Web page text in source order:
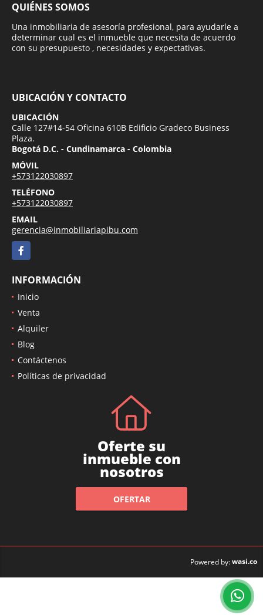
QUIÉNES SOMOS
Una inmobiliaria de asesoría profesional, para ayudarle a
determinar cual es el inmueble que necesita de acuerdo
con su presupuesto , necesidades y expectativas.
UBICACIÓN Y CONTACTO
UBICACIÓN
Calle 127#14-54 Oficina 610B Edificio Gradeco Business
Plaza.
Bogotá D.C. - Cundinamarca - Colombia
MÓVIL
+573122030897
TELÉFONO
+573122030897
EMAIL
gerencia@inmobiliariapibu.com
Facebook
INFORMACIÓN
Inicio
Venta
Alquiler
Blog
Contáctenos
Políticas de privacidad
Oferte su
inmueble con
nosotros
OFERTAR
Powered by:wasi.co